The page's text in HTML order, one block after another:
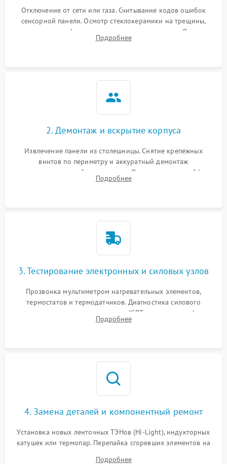
Отключение от сети или газа. Считывание кодов ошибок
сенсорной панели. Осмотр стеклокерамики на трещины,
проверка конфорок на равномерность нагрева. Опрос
клиента о симптомах (не включается, не видит посуду,
Подробнее
2. Демонтаж и вскрытие корпуса
Извлечение панели из столешницы. Снятие крепежных
винтов по периметру и аккуратный демонтаж
стеклокерамической поверхности. Отсоединение шлейфов
сенсорного блока для доступа к силовым платам, катушкам
Подробнее
3. Тестирование электронных и силовых узлов
Прозвонка мультиметром нагревательных элементов,
термостатов и термодатчиков. Диагностика силового
модуля, реле, диодных мостов и IGBT-транзисторов (для
индукции). Проверка кранов и газ-контроля (для газовых
Подробнее
4. Замена деталей и компонентный ремонт
Установка новых ленточных ТЭНов (Hi-Light), индукторных
катушек или термопар. Перепайка сгоревших элементов на
Подробнее